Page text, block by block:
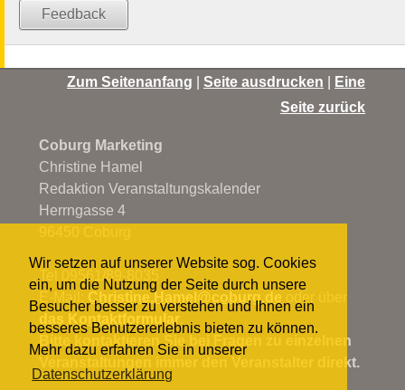
Wir setzen auf unserer Website sog. Cookies
ein, um die Nutzung der Seite durch unsere
Besucher besser zu verstehen und Ihnen ein
besseres Benutzererlebnis bieten zu können.
Mehr dazu erfahren Sie in unserer
Datenschutzerklärung
Feedback
Zum Seitenanfang |Seite ausdrucken
Eine
Seite zurück
Coburg Marketing
Christine Hamel
Redaktion Veranstaltungskalender
Herrngasse 4
Tel 09561/89-8035
E-Mail: Christine.Hamel@coburg.de oder über
das Kontaktformular
Bitte kontaktieren Sie bei Fragen zu einzelnen
Veranstaltungen immer den Veranstalter direkt.